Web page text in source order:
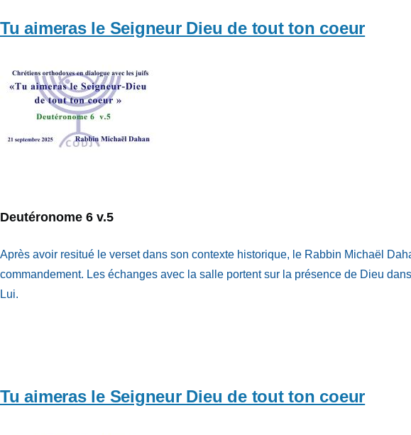
Tu aimeras le Seigneur Dieu de tout ton coeur
Vignette
Deutéronome 6 v.5
Après avoir resitué le verset dans son contexte historique, le Rabbin Michaël
commandement. Les échanges avec la salle portent sur la présence de Dieu
Lui.
Tu aimeras le Seigneur Dieu de tout ton coeur